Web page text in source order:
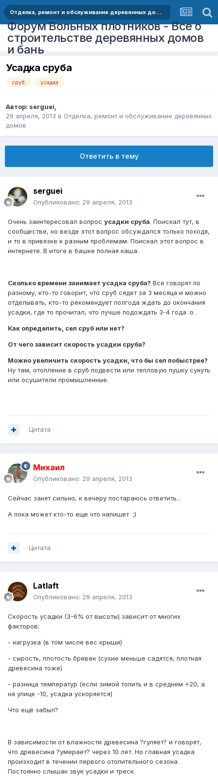
Отделка, ремонт и обслуживание деревянных домов
Форум Вольных плотников - Все о
строительстве деревянных домов
и бань
Усадка сруба
сруб усадка
Автор: serguei,
29 апреля, 2013 в Отделка, ремонт и обслуживание деревянных
домов
Ответить в тему
serguei
Опубликовано: 29 апреля, 2013
Очень заинтересовал вопрос усадки сруба. Поискал тут, в
сообществе, но везде этот вопрос обсуждался только походя,
и то в привязке к разным проблемам. Поискал этот вопрос в
интернете. В итоге в башке полная каша.
Сколько времени занимает усадка сруба? Все говорят по
разному, кто-то говорит, что сруб сядет за 3 месяца и можно
отделывать, кто-то рекомендует полгода ждать до окончания
усадки, где то прочитал, что лучше подождать 3-4 года :o .
Как определить, сел сруб или нет?
От чего зависит скорость усадки сруба?
Можно увеличить скорость усадки, что бы сел побыстрее?
Ну там, отопление в сруб подвести или тепловую пушку сунуть
или осушители промышленные.
Цитата
Михаил
Опубликовано: 29 апреля, 2013
Сейчас занят сильно, к вечеру постараюсь ответить...
А пока может кто-то еще что напишет ;)
Цитата
Latlaft
Опубликовано: 29 апреля, 2013
Скорость усадки (3-6% от высоты) зависит от многих
факторов:
- нагрузка (в том числе вес крыши)
- сырость, плотость бревен (сухие меньше садятся, плотная
древесина тоже)
- разница температур (если зимой топить и в среднем +20, а
на улице -10, усадка ускоряется)
Что ещё забыл?
В зависимости от влажности древесина ?гуляет? и говорят,
что древесина ?умерает? через 10 лет. Но главная усадка
произходит в течении первого отопительного сезона.
Постоянно слышан звук усадки и треск.